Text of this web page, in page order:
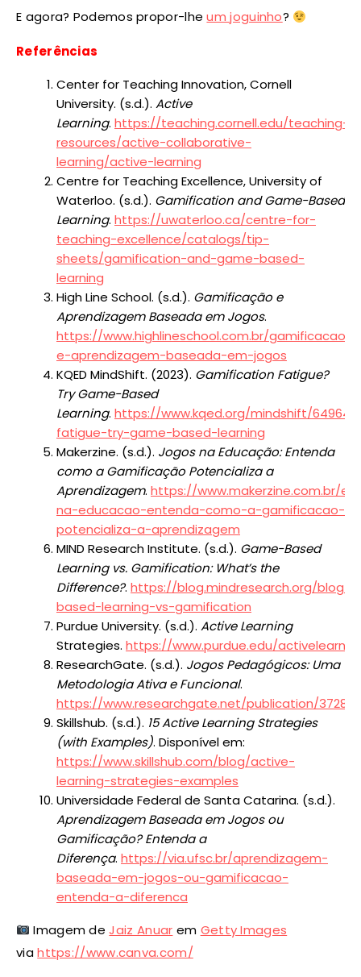
E agora? Podemos propor-lheum joguinho?
Referências
Center for Teaching Innovation, Cornell
University. (s.d.). Active
Learning. https://teaching.cornell.edu/teaching-
resources/active-collaborative-
learning/active-learning
Centre for Teaching Excellence, University of
Waterloo. (s.d.). Gamification and Game-Based
Learning. https://uwaterloo.ca/centre-for-
teaching-excellence/catalogs/tip-
sheets/gamification-and-game-based-
learning
High Line School. (s.d.). Gamificação e
Aprendizagem Baseada em Jogos.
https://www.highlineschool.com.br/gamificacao-
e-aprendizagem-baseada-em-jogos
KQED MindShift. (2023). Gamification Fatigue?
Try Game-Based
Learning. https://www.kqed.org/mindshift/
fatigue-try-game-based-learning
Makerzine. (s.d.). Jogos na Educação: Entenda
como a Gamificação Potencializa a
Aprendizagem. https://www.makerzine.com.br/
na-educacao-entenda-como-a-gamificacao-
potencializa-a-aprendizagem
MIND Research Institute. (s.d.). Game-Based
Learning vs. Gamification: What’s the
Difference?. https://blog.mindresearch.org/blog/
based-learning-vs-gamification
Purdue University. (s.d.). Active Learning
Strategies. https://www.purdue.edu/
ResearchGate. (s.d.). Jogos Pedagógicos: Uma
Metodologia Ativa e Funcional.
https://www.researchgate.net/publication/
Skillshub. (s.d.). 15 Active Learning Strategies
(with Examples). Disponível em:
https://www.skillshub.com/blog/active-
learning-strategies-examples
Universidade Federal de Santa Catarina. (s.d.).
Aprendizagem Baseada em Jogos ou
Gamificação? Entenda a
Diferença. https://via.ufsc.br/aprendizagem-
baseada-em-jogos-ou-gamificacao-
entenda-a-diferenca
Imagem deJaiz Anuar em Getty Images
viahttps://www.canva.com/